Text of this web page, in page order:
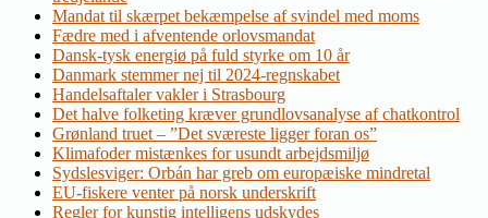
Mandat til skærpet bekæmpelse af svindel med moms
Fædre med i afventende orlovsmandat
Dansk-tysk energiø på fuld styrke om 10 år
Danmark stemmer nej til 2024-regnskabet
Handelsaftaler vakler i Strasbourg
Det halve folketing kræver grundlovsanalyse af chatkontrol
Grønland truet – ”Det sværeste ligger foran os”
Klimafoder mistænkes for usundt arbejdsmiljø
Sydslesviger: Orbán har greb om europæiske mindretal
EU-fiskere venter på norsk underskrift
Regler for kunstig intelligens udskydes